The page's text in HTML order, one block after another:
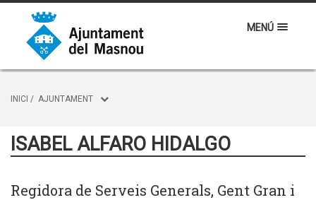
MENÚ
INICI / AJUNTAMENT
ISABEL ALFARO HIDALGO
Regidora de Serveis Generals, Gent Gran i